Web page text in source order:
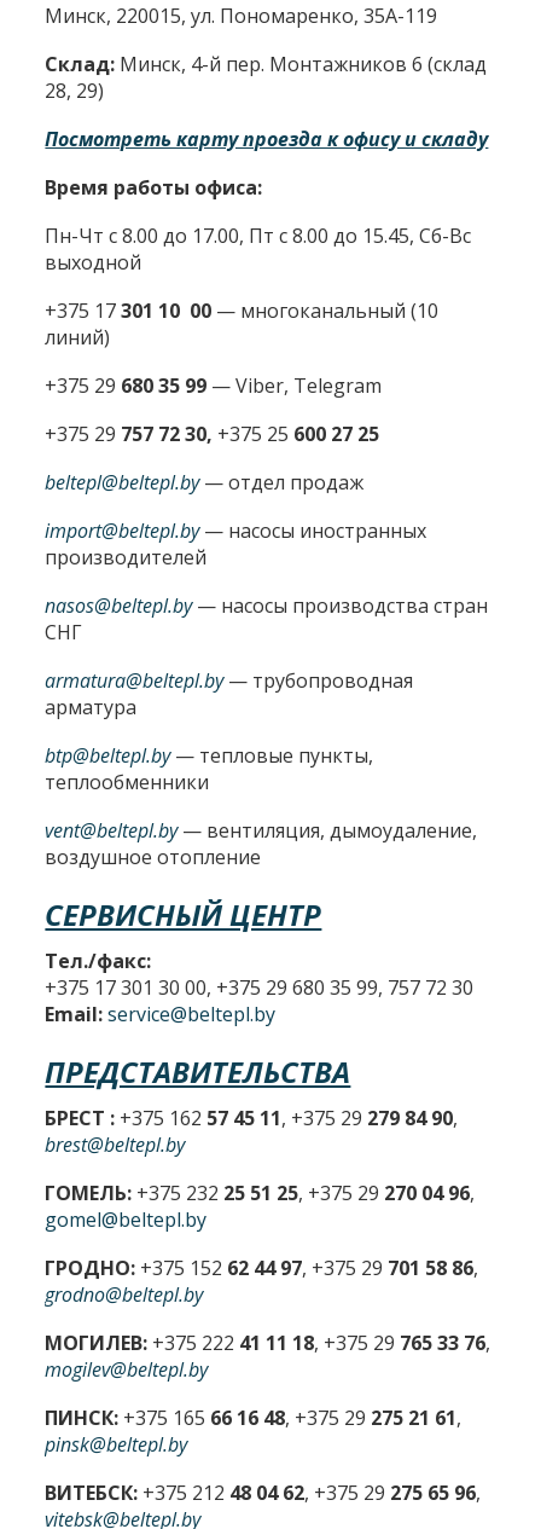
Минск, 220015, ул. Пономаренко, 35А-119
Склад: Минск, 4-й пер. Монтажников 6 (склад
28, 29)
Посмотреть карту проезда к офису и складу
Время работы офиса:
Пн-Чт с 8.00 до 17.00, Пт с 8.00 до 15.45, Сб-Вс
выходной
+375 17301 10 00 — многоканальный (10
линий)
+375 29 680 35 99 — Viber, Telegram
+375 29 757 72 30, +375 25 600 27 25
beltepl@beltepl.by— отдел продаж
import@beltepl.by— насосы иностранных
производителей
nasos@beltepl.by— насосы производства стран
СНГ
armatura@beltepl.by— трубопроводная
арматура
btp@beltepl.by— тепловые пункты,
теплообменники
vent@beltepl.by— вентиляция, дымоудаление,
воздушное отопление
СЕРВИСНЫЙ ЦЕНТР
Тел./факс:
+375 17 301 30 00, +375 29 680 35 99, 757 72 30
Email: service@beltepl.by
ПРЕДСТАВИТЕЛЬСТВА
БРЕСТ : +375 162 57 45 11, +375 29 279 84 90,
brest@beltepl.by
ГОМЕЛЬ: +375 232 25 51 25, +375 29 270 04 96,
gomel@beltepl.by
ГРОДНО: +375 152 62 44 97, +375 29 701 58 86,
grodno@beltepl.by
МОГИЛЕВ: +375 222 41 11 18, +375 29 765 33 76,
mogilev@beltepl.by
ПИНСК: +375 165 66 16 48, +375 29 275 21 61,
pinsk@beltepl.by
ВИТЕБСК: +375 212 48 04 62, +375 29 275 65 96,
vitebsk@beltepl.by